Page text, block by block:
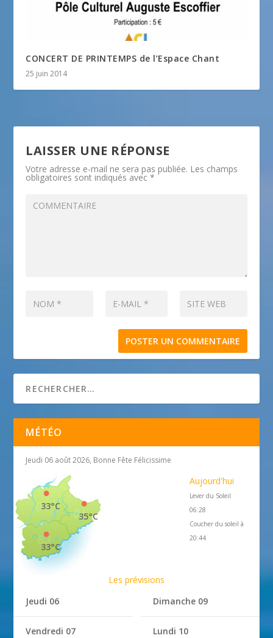
CONCERT DE PRINTEMPS de l’Espace Chant
25 juin 2014
LAISSER UNE RÉPONSE
Votre adresse e-mail ne sera pas publiée. Les champs
obligatoires sont indiqués avec*
MÉTÉO
Jeudi 06 août 2026, Bonne Fête Félicissime
35°C
33°C
33°C
Aujourd'hui
Lever du Soleil
06:28
Coucher du soleil à
20:44
Les prévisions
Jeudi 06
Vendredi 07
Dimanche 09
Lundi 10